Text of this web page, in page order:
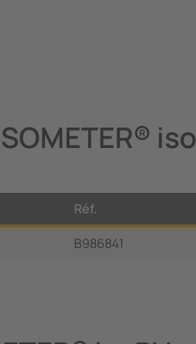
Réf.
B986841